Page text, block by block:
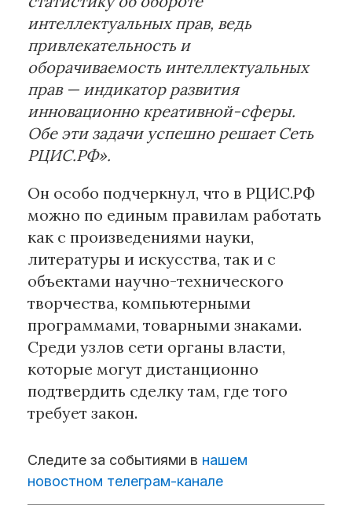
интеллектуальных прав, ведь
привлекательность и
оборачиваемость интеллектуальных
прав — индикатор развития
инновационно креативной-сферы.
Обе эти задачи успешно решает Сеть
РЦИС.РФ».
Он особо подчеркнул, что в РЦИС.РФ
можно по единым правилам работать
как с произведениями науки,
литературы и искусства, так и с
объектами научно-технического
творчества, компьютерными
программами, товарными знаками.
Среди узлов сети органы власти,
которые могут дистанционно
подтвердить сделку там, где того
требует закон.
Следите за событиями в нашем
новостном телеграм-канале